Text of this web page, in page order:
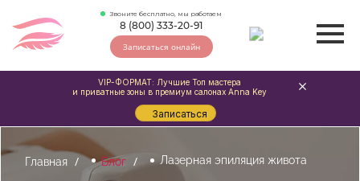
Звоните бесплатно, мы работаем
8 (800) 333-20-91
Записаться онлайн
Главная Блог Лазерная эпиляция живота
VIP-ФОРМАТ: Лучшие Топ мастера
и приватные зоны в премиум салонах Anna Key
Записаться